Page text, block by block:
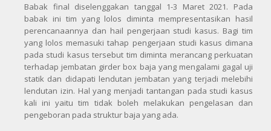
Babak final diselenggakan tanggal 1-3 Maret 2021. Pada
babak ini tim yang lolos diminta mempresentasikan hasil
perencanaannya dan hail pengerjaan studi kasus. Bagi tim
yang lolos memasuki tahap pengerjaan studi kasus dimana
pada studi kasus tersebut tim diminta merancang perkuatan
terhadap jembatan girder box baja yang mengalami gagal uji
statik dan didapati lendutan jembatan yang terjadi melebihi
lendutan izin. Hal yang menjadi tantangan pada studi kasus
kali ini yaitu tim tidak boleh melakukan pengelasan dan
pengeboran pada struktur baja yang ada.